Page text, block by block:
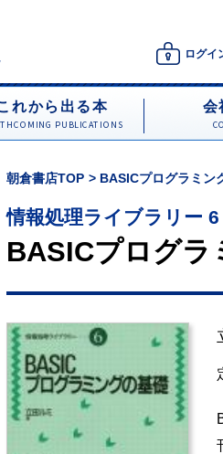
ログイ
れから出る本
PUBLICATIONS
会
朝倉書店TOP BASICプログラミン
情報処理ライブラリー 6
BASICプログラ